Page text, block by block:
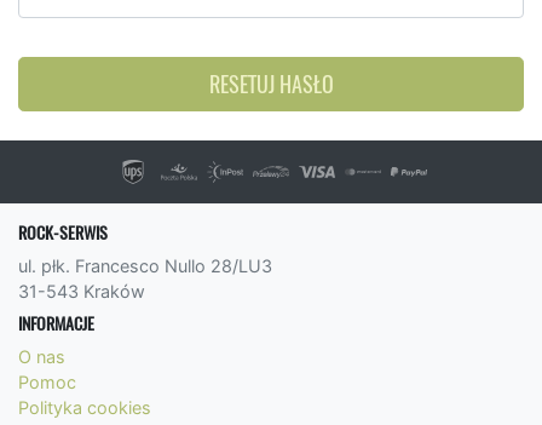
RESETUJ HASŁO
ROCK-SERWIS
ul. płk. Francesco Nullo 28/LU3
31-543 Kraków
INFORMACJE
O nas
Pomoc
Polityka cookies